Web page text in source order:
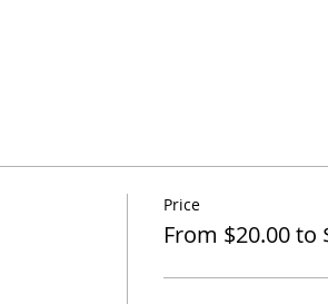
Price
From $20.00 to